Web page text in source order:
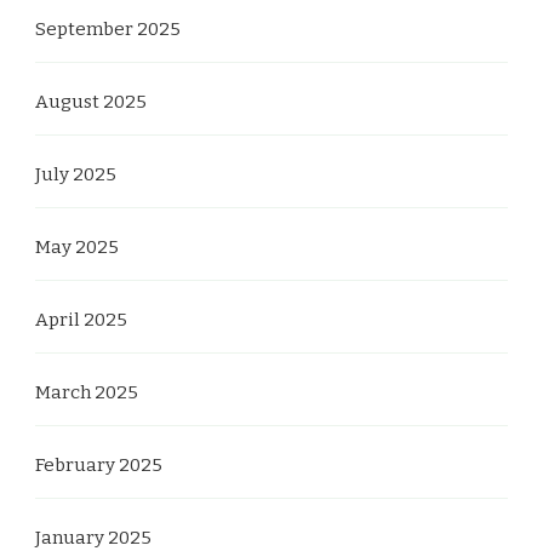
September 2025
August 2025
July 2025
May 2025
April 2025
March 2025
February 2025
January 2025